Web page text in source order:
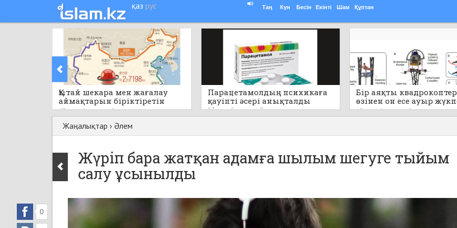
қаз рус Таң Күн Бесін Екінті Шам Құптан
Қытай шекара мен жағалау
аймақтарын біріктіретін
бірегей стратегиялық жобаны
қолға алады
13 сағат бұрын 0
Парацетамолдың психикаға
қауіпті әсері анықталды
13 сағат бұрын 0
Бір аяқты квадрокоптер
өзінен он есе ауыр
секіре алады (видео)
13 сағат бұрын 0
Жаңалықтар › Әлем
Жүріп бара жатқан адамға шылым шегуге тыйым
салу ұсынылды
0